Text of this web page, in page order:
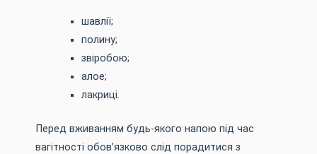
шавлії;
полину;
звіробою;
алое;
лакриці.
Перед вживанням будь-якого напою під час
вагітності обов’язково слід порадитися з